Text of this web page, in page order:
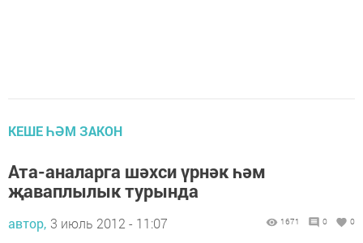
КЕШЕ ҺӘМ ЗАКОН
Ата-аналарга шәхси үрнәк һәм
җаваплылык турында
автор, 3 июль 2012 - 11:07 1671 0 0